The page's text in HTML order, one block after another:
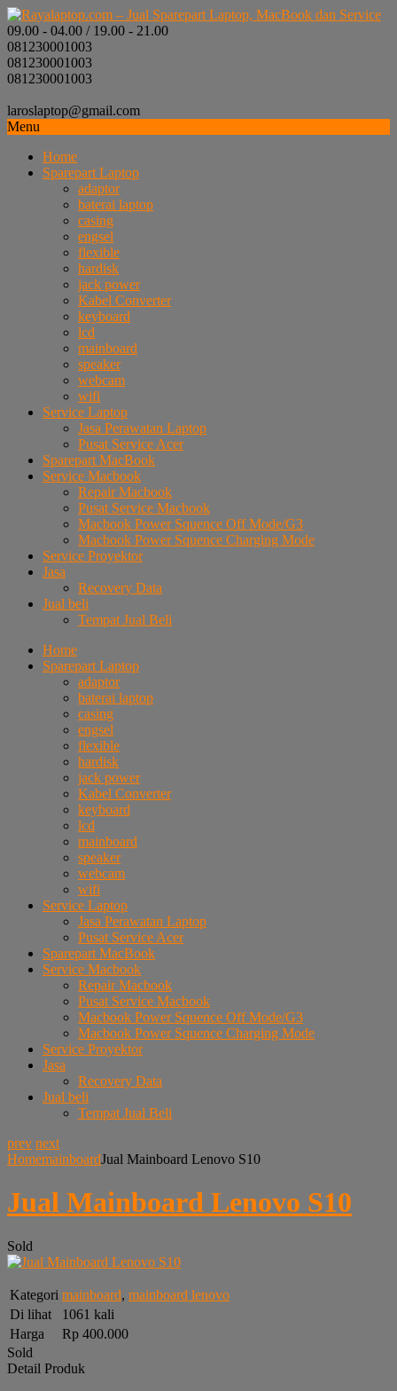
09.00 - 04.00 / 19.00 - 21.00
081230001003
081230001003
081230001003
laroslaptop@gmail.com
Menu
Home
Sparepart Laptop
adaptor
baterai laptop
casing
engsel
flexible
hardisk
jack power
Kabel Converter
keyboard
lcd
mainboard
speaker
webcam
wifi
Service Laptop
Jasa Perawatan Laptop
Pusat Service Acer
Sparepart MacBook
Service Macbook
Repair Macbook
Pusat Service Macbook
Macbook Power Squence Off Mode/G3
Macbook Power Squence Charging Mode
Service Proyektor
Jasa
Recovery Data
Jual beli
Tempat Jual Beli
Home
Sparepart Laptop
adaptor
baterai laptop
casing
engsel
flexible
hardisk
jack power
Kabel Converter
keyboard
lcd
mainboard
speaker
webcam
wifi
Service Laptop
Jasa Perawatan Laptop
Pusat Service Acer
Sparepart MacBook
Service Macbook
Repair Macbook
Pusat Service Macbook
Macbook Power Squence Off Mode/G3
Macbook Power Squence Charging Mode
Service Proyektor
Jasa
Recovery Data
Jual beli
Tempat Jual Beli
prev next
HomemainboardJual Mainboard Lenovo S10
Jual Mainboard Lenovo S10
Sold
Kategori mainboard, mainboard lenovo
Di lihat
1061 kali
Harga
Rp 400.000
Sold
Detail Produk